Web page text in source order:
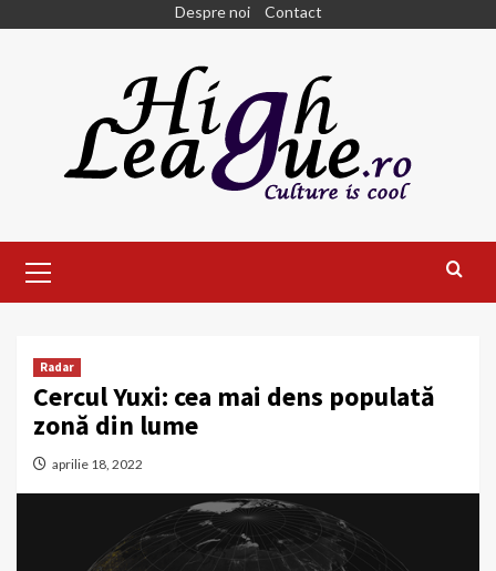
Despre noi Contact
Menu
Radar
Cercul Yuxi: cea mai dens populată
zonă din lume
aprilie 18, 2022